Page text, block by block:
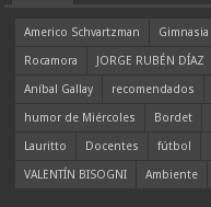
Americo Schvartzman Gimnasia
Rocamora
JORGE RUBÉN DÍAZ
Aníbal Gallay
recomendados
humor de Miércoles
Bordet
Lauritto
Docentes fútbol
VALENTÍN BISOGNI
Ambiente